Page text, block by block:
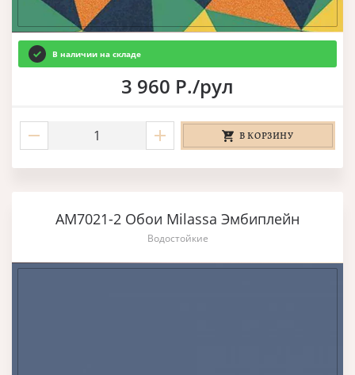
В наличии на складе
3 960 Р./рул
В КОРЗИНУ
AM7021-2 Обои Milassa Эмбиплейн
Водостойкие